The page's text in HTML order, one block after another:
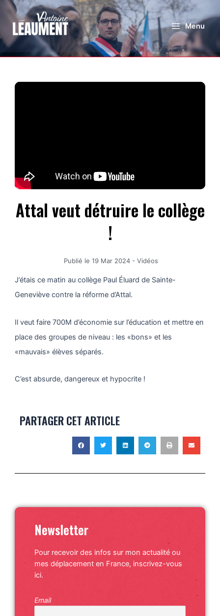
Menu
Attal veut détruire le collège
!
Publié le 19 Mar 2024 - Vidéos
J’étais ce matin au collège Paul Éluard de Sainte-
Geneviève contre la réforme d’Attal.
Il veut faire 700M d’économie sur l’éducation et mettre en
place des groupes de niveau : les «bons» et les
«mauvais» élèves séparés.
C’est absurde, dangereux et hypocrite !
PARTAGER CET ARTICLE
Newsletter
Pour recevoir des infos sur mon actualité ou
mes déplacement en France, inscrivez-vous
ici.
Email